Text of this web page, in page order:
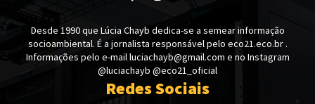
Desde 1990 que Lúcia Chayb dedica-se a semear informação
socioambiental. É a jornalista responsável pelo eco21.eco.br .
Informações pelo e-mail luciachayb@gmail.com e no Instagram
@luciachayb @eco21_oficial
Redes Sociais